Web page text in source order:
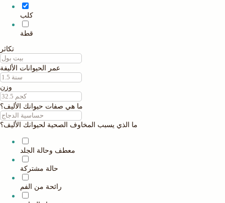
كلب
قطة
تكاثر
عمر الحيوانات الأليفة
وزن
ما هي صفات حيوانك الأليف؟
ما الذي يسبب المخاوف الصحية لحيوانك الأليف؟
معطف وحالة الجلد
حالة مشتركة
رائحة من الفم